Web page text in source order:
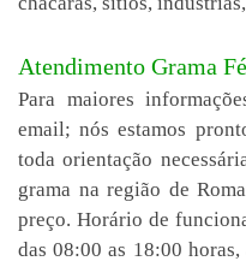
Atendimento Grama
Para maiores
email; nós estamos
toda orientação
grama na região de
preço. Horário de
das 08:00 as 18:00